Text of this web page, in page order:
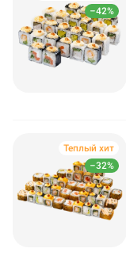
–42%
–32%
Теплый хит